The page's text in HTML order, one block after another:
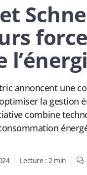
annoncent une
la gestion
combine
Lecture : 2 min